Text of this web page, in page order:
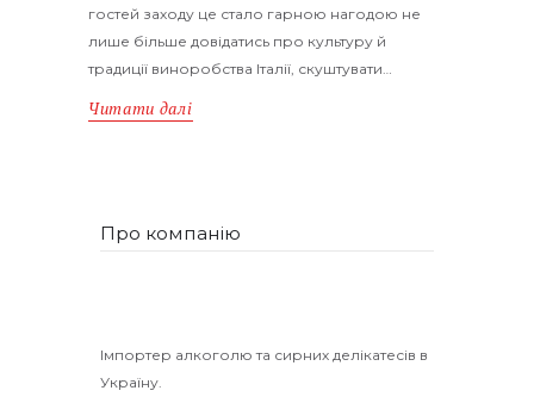
гостей заходу це стало гарною нагодою не
лише більше довідатись про культуру й
традиції виноробства Італії, скуштувати…
Читати далі
Про компанію
Імпортер алкоголю та сирних делікатесів в
Україну.